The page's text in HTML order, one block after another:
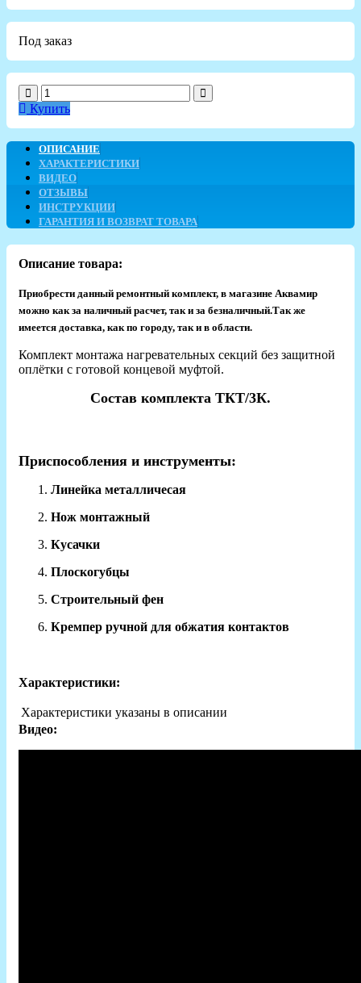
Под заказ
Купить
ОПИСАНИЕ
ХАРАКТЕРИСТИКИ
ВИДЕО
ОТЗЫВЫ
ИНСТРУКЦИИ
ГАРАНТИЯ И ВОЗВРАТ ТОВАРА
Описание товара:
Приобрести данный ремонтный комплект, в магазине Аквамир
можно как за наличный расчет, так и за безналичный.Так же
имеется доставка, как по городу, так и в области.​
Комплект монтажа нагревательных секций без защитной
оплётки с готовой концевой муфтой.
Состав комплекта ТКТ/3К.
Приспособления и инструменты:
Линейка металличесая
Нож монтажный
Кусачки
Плоскогубцы
Строительный фен
Кремпер ручной для обжатия контактов
Характеристики:
Характеристики указаны в описании
Видео: